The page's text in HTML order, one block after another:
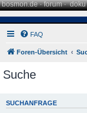
bosmon.de·forum·doku
FAQ
Foren-Übersicht
Suche
SUCHANFRAGE